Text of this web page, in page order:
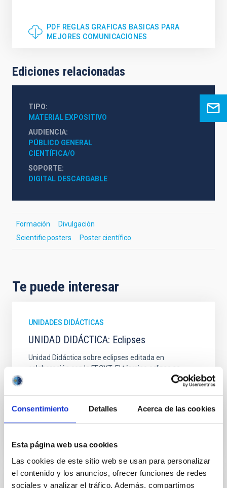
Consentimiento Detalles Acerca de las cookies
Esta página web usa cookies
Las cookies de este sitio web se usan para personalizar
el contenido y los anuncios, ofrecer funciones de redes
sociales y analizar el tráfico. Además, compartimos
PDF REGLAS GRAFICAS BASICAS PARA
MEJORES COMUNICACIONES
Ediciones relacionadas
TIPO
MATERIAL EXPOSITIVO
AUDIENCIA
PÚBLICO GENERAL
CIENTÍFICA/O
SOPORTE
DIGITAL DESCARGABLE
Formación
Divulgación
Scientific posters
Poster científico
Te puede interesar
UNIDADES DIDÁCTICAS
UNIDAD DIDÁCTICA: Eclipses
Unidad Didáctica sobre eclipses editada en
colaboración con la FECYT. El término eclipse se
aplica indistintamente a dos fenómenos, en realidad
muy diversos, provocados por las posiciones relativas
Fecha 23/09/2019